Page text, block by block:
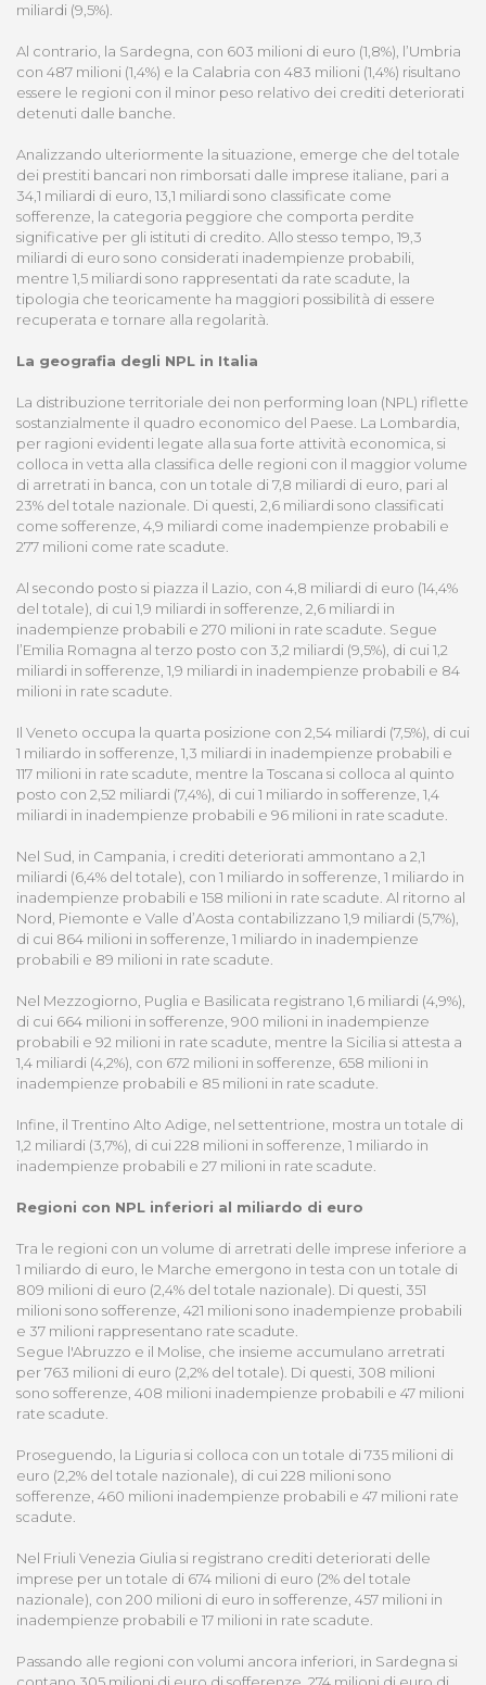
miliardi (9,5%).
Al contrario, la Sardegna, con 603 milioni di euro (1,8%), l’Umbria
con 487 milioni (1,4%) e la Calabria con 483 milioni (1,4%) risultano
essere le regioni con il minor peso relativo dei crediti deteriorati
detenuti dalle banche.
Analizzando ulteriormente la situazione, emerge che del totale
dei prestiti bancari non rimborsati dalle imprese italiane, pari a
34,1 miliardi di euro, 13,1 miliardi sono classificate come
sofferenze, la categoria peggiore che comporta perdite
significative per gli istituti di credito. Allo stesso tempo, 19,3
miliardi di euro sono considerati inadempienze probabili,
mentre 1,5 miliardi sono rappresentati da rate scadute, la
tipologia che teoricamente ha maggiori possibilità di essere
recuperata e tornare alla regolarità.
La geografia degli NPL in Italia
La distribuzione territoriale dei non performing loan (NPL) riflette
sostanzialmente il quadro economico del Paese. La Lombardia,
per ragioni evidenti legate alla sua forte attività economica, si
colloca in vetta alla classifica delle regioni con il maggior volume
di arretrati in banca, con un totale di 7,8 miliardi di euro, pari al
23% del totale nazionale. Di questi, 2,6 miliardi sono classificati
come sofferenze, 4,9 miliardi come inadempienze probabili e
277 milioni come rate scadute.
Al secondo posto si piazza il Lazio, con 4,8 miliardi di euro (14,4%
del totale), di cui 1,9 miliardi in sofferenze, 2,6 miliardi in
inadempienze probabili e 270 milioni in rate scadute. Segue
l’Emilia Romagna al terzo posto con 3,2 miliardi (9,5%), di cui 1,2
miliardi in sofferenze, 1,9 miliardi in inadempienze probabili e 84
milioni in rate scadute.
Il Veneto occupa la quarta posizione con 2,54 miliardi (7,5%), di cui
1 miliardo in sofferenze, 1,3 miliardi in inadempienze probabili e
117 milioni in rate scadute, mentre la Toscana si colloca al quinto
posto con 2,52 miliardi (7,4%), di cui 1 miliardo in sofferenze, 1,4
miliardi in inadempienze probabili e 96 milioni in rate scadute.
Nel Sud, in Campania, i crediti deteriorati ammontano a 2,1
miliardi (6,4% del totale), con 1 miliardo in sofferenze, 1 miliardo in
inadempienze probabili e 158 milioni in rate scadute. Al ritorno al
Nord, Piemonte e Valle d’Aosta contabilizzano 1,9 miliardi (5,7%),
di cui 864 milioni in sofferenze, 1 miliardo in inadempienze
probabili e 89 milioni in rate scadute.
Nel Mezzogiorno, Puglia e Basilicata registrano 1,6 miliardi (4,9%),
di cui 664 milioni in sofferenze, 900 milioni in inadempienze
probabili e 92 milioni in rate scadute, mentre la Sicilia si attesta a
1,4 miliardi (4,2%), con 672 milioni in sofferenze, 658 milioni in
inadempienze probabili e 85 milioni in rate scadute.
Infine, il Trentino Alto Adige, nel settentrione, mostra un totale di
1,2 miliardi (3,7%), di cui 228 milioni in sofferenze, 1 miliardo in
inadempienze probabili e 27 milioni in rate scadute.
Regioni con NPL inferiori al miliardo di euro
Tra le regioni con un volume di arretrati delle imprese inferiore a
1 miliardo di euro, le Marche emergono in testa con un totale di
809 milioni di euro (2,4% del totale nazionale). Di questi, 351
milioni sono sofferenze, 421 milioni sono inadempienze probabili
e 37 milioni rappresentano rate scadute.
Segue l'Abruzzo e il Molise, che insieme accumulano arretrati
per 763 milioni di euro (2,2% del totale). Di questi, 308 milioni
sono sofferenze, 408 milioni inadempienze probabili e 47 milioni
rate scadute.
Proseguendo, la Liguria si colloca con un totale di 735 milioni di
euro (2,2% del totale nazionale), di cui 228 milioni sono
sofferenze, 460 milioni inadempienze probabili e 47 milioni rate
scadute.
Nel Friuli Venezia Giulia si registrano crediti deteriorati delle
imprese per un totale di 674 milioni di euro (2% del totale
nazionale), con 200 milioni di euro in sofferenze, 457 milioni in
inadempienze probabili e 17 milioni in rate scadute.
Passando alle regioni con volumi ancora inferiori, in Sardegna si